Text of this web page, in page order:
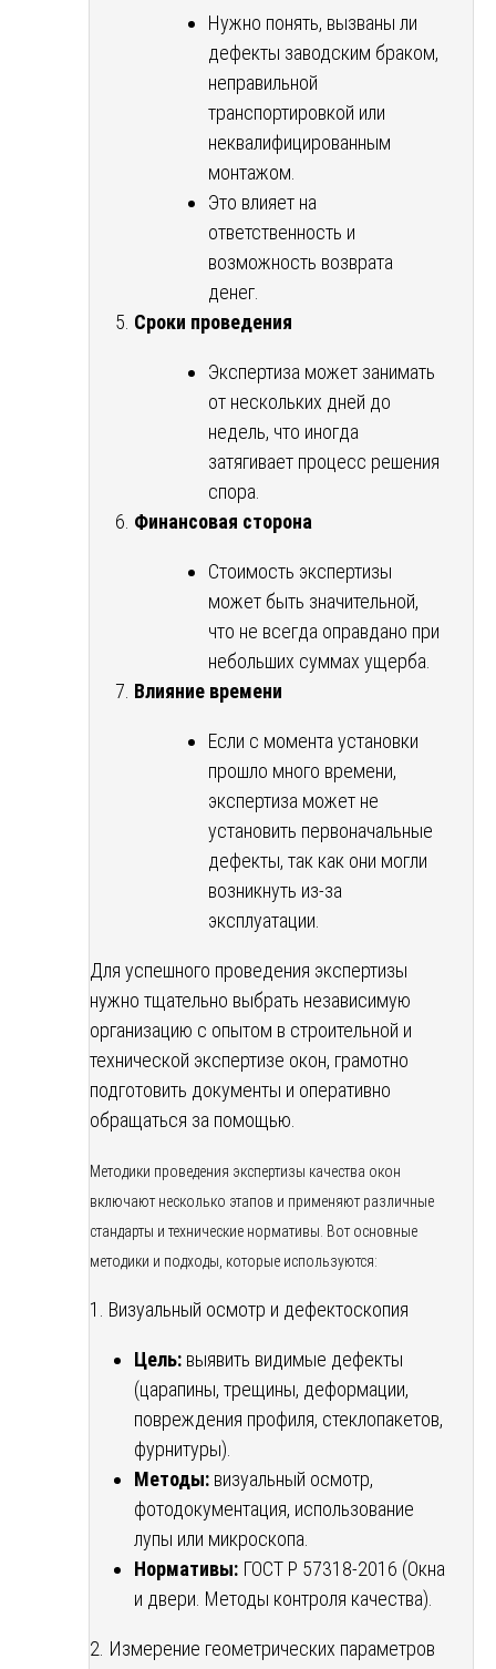
Нужно понять, вызваны ли
дефекты заводским браком,
неправильной
транспортировкой или
неквалифицированным
монтажом.
Это влияет на
ответственность и
возможность возврата
денег.
Сроки проведения
Экспертиза может занимать
от нескольких дней до
недель, что иногда
затягивает процесс решения
спора.
Финансовая сторона
Стоимость экспертизы
может быть значительной,
что не всегда оправдано при
небольших суммах ущерба.
Влияние времени
Если с момента установки
прошло много времени,
экспертиза может не
установить первоначальные
дефекты, так как они могли
возникнуть из-за
эксплуатации.
Для успешного проведения экспертизы
нужно тщательно выбрать независимую
организацию с опытом в строительной и
технической экспертизе окон, грамотно
подготовить документы и оперативно
обращаться за помощью.
Методики проведения экспертизы качества окон
включают несколько этапов и применяют различные
стандарты и технические нормативы. Вот основные
методики и подходы, которые используются:
1. Визуальный осмотр и дефектоскопия
Цель: выявить видимые дефекты
(царапины, трещины, деформации,
повреждения профиля, стеклопакетов,
фурнитуры).
Методы: визуальный осмотр,
фотодокументация, использование
лупы или микроскопа.
Нормативы: ГОСТ Р 57318-2016 (Окна
и двери. Методы контроля качества).
2. Измерение геометрических параметров